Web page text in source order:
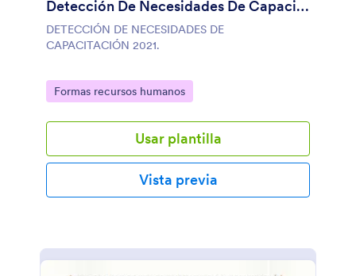
Detección De Necesidades De Capacitación 2021. Llantica
DETECCIÓN DE NECESIDADES DE
CAPACITACIÓN 2021.
Go to Category:
Formas recursos humanos
Usar plantilla
Vista previa